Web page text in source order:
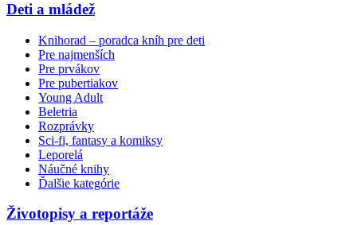
Deti a mládež
Knihorad – poradca kníh pre deti
Pre najmenších
Pre prvákov
Pre pubertiakov
Young Adult
Beletria
Rozprávky
Sci-fi, fantasy a komiksy
Leporelá
Náučné knihy
Ďalšie kategórie
Životopisy a reportáže